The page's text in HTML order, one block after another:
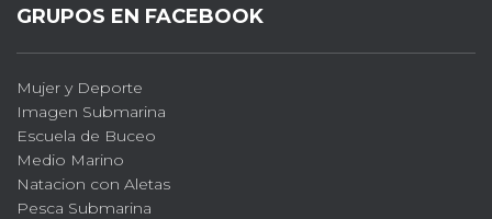
GRUPOS EN FACEBOOK
Mujer y Deporte
Imagen Submarina
Escuela de Buceo
Medio Marino
Natacion con Aletas
Pesca Submarina